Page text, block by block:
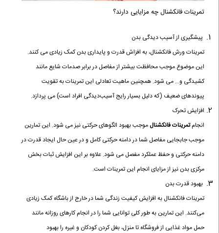
تمرینات فانکشنال چه مزایایی دارند؟
پیشگیری از آسیب‌ دیدگی بدن
تمرینات ورش فانکشنال، به افزاش قدرت و پایداری بدن کمک زیادی می کنند.
این موضوع موجب محافظت بیشتر از مفاصل در برابر صدمات شایع مانند
کشیدگی و… می شود. همچنین ماهیت تعادلی این تمرینات به تقویت
پیوندهای ضعیف (که دلیل بسیار رایج آسیب‌دیدگی افراد است) می پردازد.
افزایش تحرک
انجامتمرینات فانکشنال موجب بهبود الگوهای حرکتی نیز می شود. این تمارین
موجب جابجایی مفاصل شما در دامنه حرکتی کامل و در عین حال ایجاد قدرت در
دامنه حرکتی و حفظ عملکرد مفصل می شود. علاوه بر این افزایش ثبات بخش
مرکزی بدن نیز از مزایای انجام این تمرینات است.
بهبود قدرت بدن
تمرینات فانکشنال به افزایش کیفیت زندگی شما در خارج از باشگاه کمک زیادی
می‌کنند. این تمارین به طور کلی توانایی شما را در انجام کارهای روزانه مانند
حمل مواد غذایی از فروشگاه تا منزل، بغل کردن کودکان و غیره را بهبود